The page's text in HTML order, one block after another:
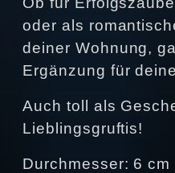
oder als
deiner Wohnung,
Ergänzung für
Auch toll als
Lieblingsgruftis!
Durchmesser: 6 cm